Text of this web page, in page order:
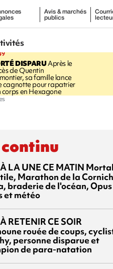
Avis & marchés
publics
DISPARUAprès le
de Quentin
sa famille lance
cagnotte pour rapatrier
corps en Hexagone
continu
À LA UNE CE MATIN
Marathon de la
braderie de l'océan, Opus
et météo
À RETENIR CE SOIR
rouée de coups,
personne disparue et
de para-natation